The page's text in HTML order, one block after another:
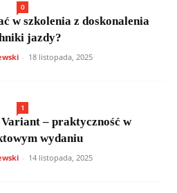
0
w szkolenia z doskonalenia
jazdy?
- 18 listopada, 2025
1
– praktyczność w
wydaniu
- 14 listopada, 2025